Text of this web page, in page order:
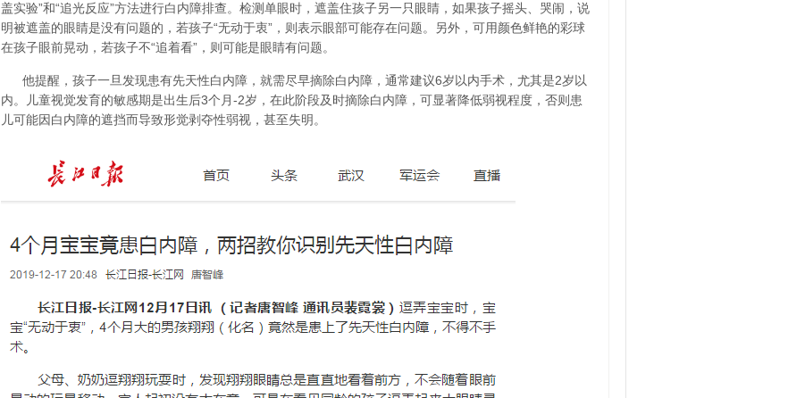
盖实验”和“追光反应”方法进行白内障排查。检测单眼时，遮盖住孩子另一只眼睛，如果孩子摇头、哭闹，说
明被遮盖的眼睛是没有问题的，若孩子“无动于衷”，则表示眼部可能存在问题。另外，可用颜色鲜艳的彩球
在孩子眼前晃动，若孩子不“追着看”，则可能是眼睛有问题。
他提醒，孩子一旦发现患有先天性白内障，就需尽早摘除白内障，通常建议6岁以内手术，尤其是2岁以
内。儿童视觉发育的敏感期是出生后3个月-2岁，在此阶段及时摘除白内障，可显著降低弱视程度，否则患
儿可能因白内障的遮挡而导致形觉剥夺性弱视，甚至失明。